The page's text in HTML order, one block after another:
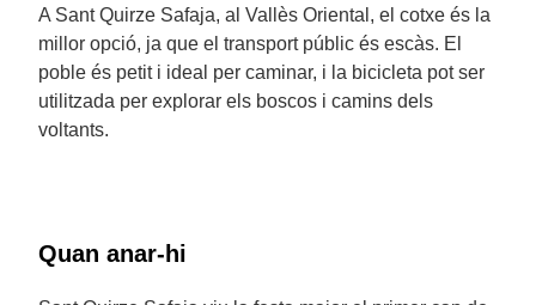
A Sant Quirze Safaja, al Vallès Oriental, el cotxe és la
millor opció, ja que el transport públic és escàs. El
poble és petit i ideal per caminar, i la bicicleta pot ser
utilitzada per explorar els boscos i camins dels
voltants.
Quan anar-hi